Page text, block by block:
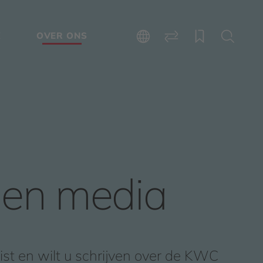
OVER ONS
media
en wilt u schrijven over de KWC